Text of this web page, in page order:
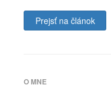
Prejsť na článok
flag,
O MNE